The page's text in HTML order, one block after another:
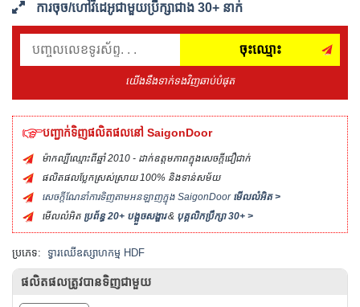
ការចុច/ហៅវីដេអូជាមួយប្រឹក្សាជាង 30+ នាក់
ចុះឈ្មោះ
យើងនឹងទាក់ទងវិញឆាប់បំផុត
បញ្ជាក់ទិញផលិតផលនៅ SaigonDoor
ម៉ាកល្បីឈ្មោះពីឆ្នាំ 2010 - ដាក់ឧត្តមភាពក្នុងសេចក្ដីជឿជាក់
ផលិតផលប្លែកស្រស់ស្រាយ 100% និងទាន់សម័យ
សេចក្ដីណែនាំការទិញតាមអនឡាញក្នុង SaigonDoor មើលលំអិត >
មើលលំអិត ប្រព័ន្ធ 20+ បង្អួចសង្ហារ& បុគ្គលិកប្រឹក្សា 30+ >
ប្រភេទ: ទ្វារឈើឧស្សាហកម្ម HDF
ផលិតផលត្រូវបានទិញជាមួយ